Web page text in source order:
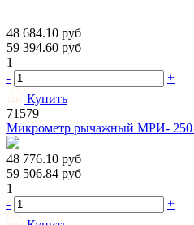
48 684.10 руб
59 394.60 руб
1
-
+
Купить
71579
Микрометр рычажный МРИ- 250
48 776.10 руб
59 506.84 руб
1
-
+